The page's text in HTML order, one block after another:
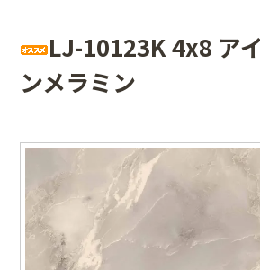
LJ-10123K 4x8 ア
ンメラミン